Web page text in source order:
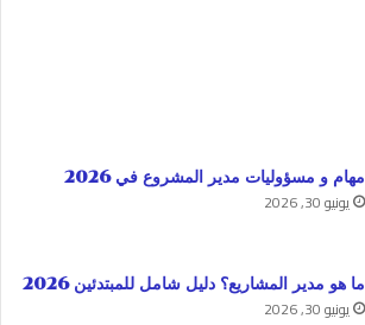
مهام و مسؤوليات مدير المشروع في 2026
يونيو 30, 2026
ما هو مدير المشاريع؟ دليل شامل للمبتدئين 2026
يونيو 30, 2026